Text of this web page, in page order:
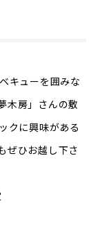
キューを囲みな
木房」さんの敷
クに興味がある
ぜひお越し下さ